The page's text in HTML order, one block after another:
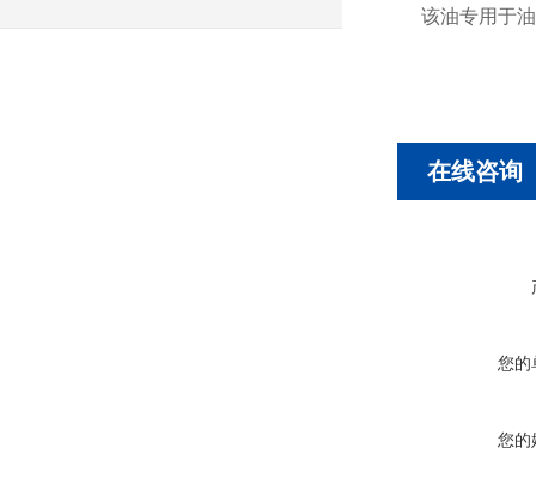
该油专用于
在线咨询
您的
您的